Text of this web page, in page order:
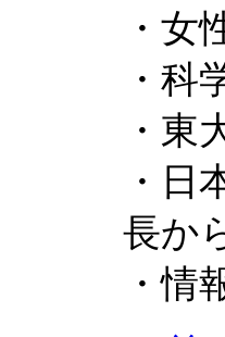
・女
・科
・東
・日
長か
・情